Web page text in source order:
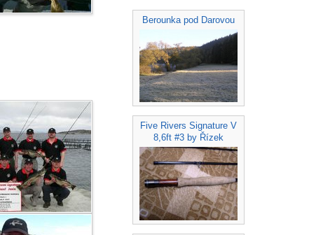
Berounka pod Darovou
Five Rivers Signature V
8,6ft #3 by Řízek